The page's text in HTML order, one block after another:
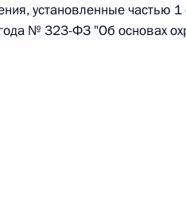
г. № 247-ФЗ
9.21 Кодекса Российской
установленные частью
№ 323-ФЗ "Об основах